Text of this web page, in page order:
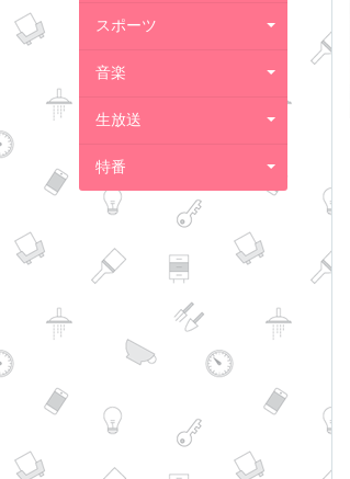
スポーツ
音楽
生放送
特番